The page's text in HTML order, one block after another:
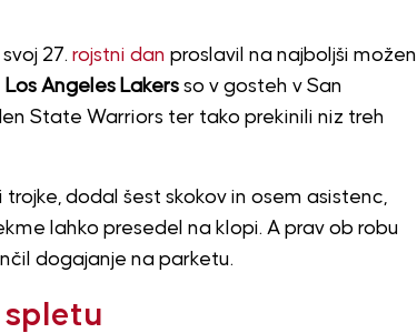
27. rojstni dan proslavil na najboljši možen
Los Angeles Lakersso v gosteh v San
State Warriors ter tako prekinili niz treh
dodal šest skokov in osem asistenc,
lahko presedel na klopi. A prav ob robu
dogajanje na parketu.
spletu